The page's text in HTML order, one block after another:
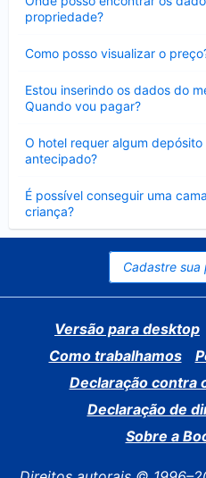
propriedade?
Como posso visualizar o
Estou inserindo os dados do
Quando vou pagar?
O hotel requer algum
antecipado?
É possível conseguir uma
criança?
Contraído
Cadastre
Versão para desktop
Como trabalhamos
Declaração contra
Declaração de
Sobre a